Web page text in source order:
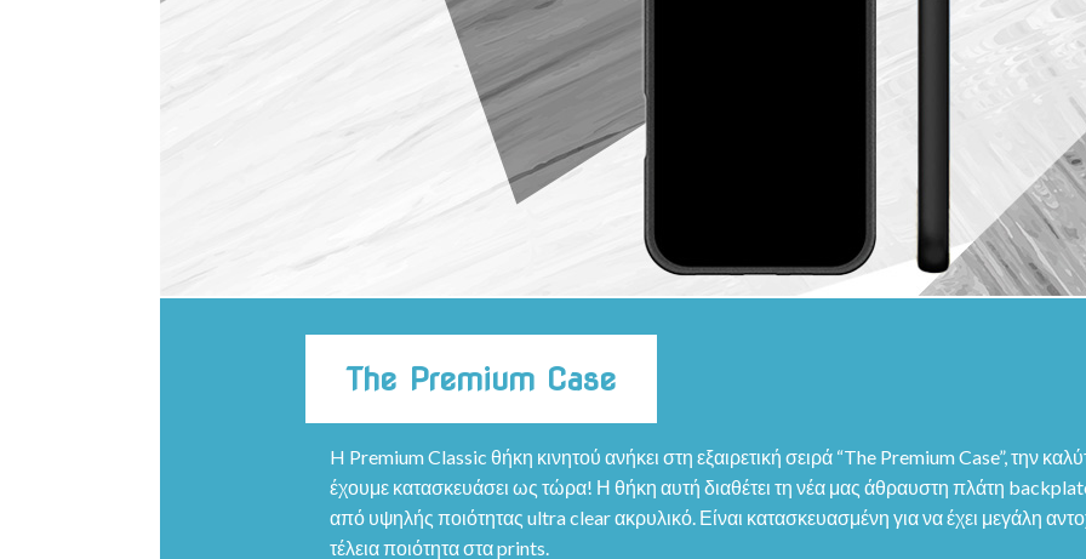
The Premium Case
H Premium Classic θήκη κινητού ανήκει στη εξαιρετική σειρά “The Premium Case”, την
έχουμε κατασκευάσει ως τώρα! Η θήκη αυτή διαθέτει τη νέα μας άθραυστη πλάτη
από υψηλής ποιότητας ultra clear ακρυλικό. Είναι κατασκευασμένη για να έχει μεγάλη
τέλεια ποιότητα στα prints.